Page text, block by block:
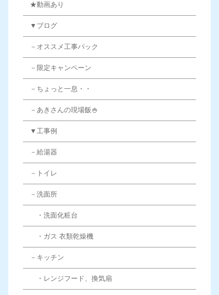
★動画あり
▼ブログ
－オススメ工事パック
－限定キャンペーン
－ちょっと一息・・
－あきさんの現場飯🍚
▼工事例
－給湯器
－トイレ
－洗面所
・洗面化粧台
・ガス 衣類乾燥機
－キッチン
・レンジフード、換気扇